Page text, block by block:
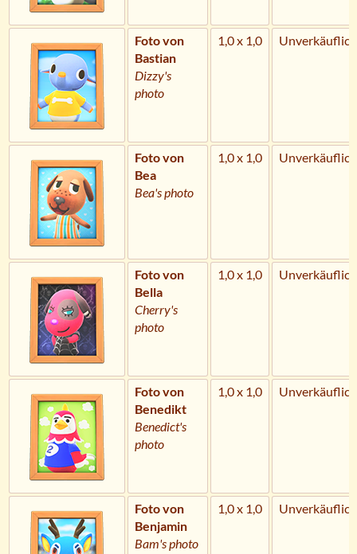
Foto von
Bastian
Dizzy's
photo
1,0 x 1,0 Unverkäuflich
Foto von
Bea
Bea's photo
1,0 x 1,0 Unverkäuflich
Foto von
Bella
Cherry's
photo
1,0 x 1,0 Unverkäuflich
Foto von
Benedikt
Benedict's
photo
1,0 x 1,0 Unverkäuflich
Foto von
Benjamin
Bam's photo
1,0 x 1,0 Unverkäuflich